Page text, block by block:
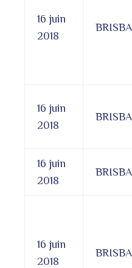
16 juin
2018
16 juin
2018
16 juin
2018
16 juin
2018